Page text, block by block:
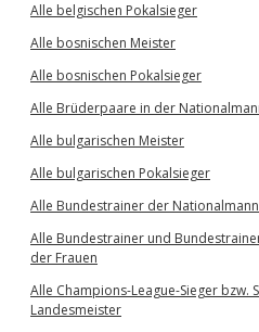
Alle belgischen Pokalsieger
Alle bosnischen Meister
Alle bosnischen Pokalsieger
Alle Brüderpaare in der
Alle bulgarischen Meister
Alle bulgarischen Pokalsieger
Alle Bundestrainer der
Alle Bundestrainer und
der Frauen
Alle Champions-League-Sieger bzw.
Landesmeister